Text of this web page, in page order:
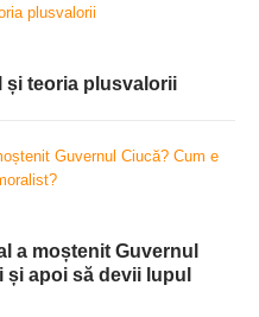
și teoria plusvalorii
a moștenit Guvernul
apoi să devii lupul